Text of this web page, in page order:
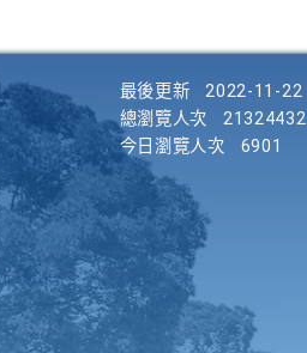
最後更新
2022-11-22
總瀏覽人次
21324432
今日瀏覽人次
6901